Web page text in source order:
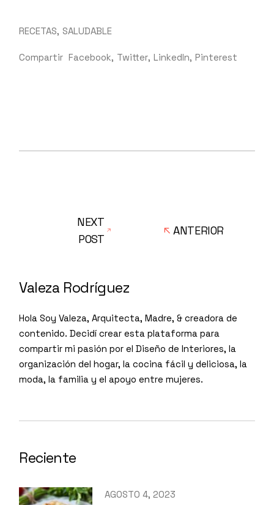
RECETAS SALUDABLE
Compartir Facebook Twitter LinkedIn Pinterest
ANTERIOR
NEXT
POST
Valeza Rodríguez
Hola Soy Valeza, Arquitecta, Madre, & creadora de
contenido. Decidí crear esta plataforma para
compartir mi pasión por el Diseño de Interiores, la
organización del hogar, la cocina fácil y deliciosa, la
moda, la familia y el apoyo entre mujeres.
Reciente
AGOSTO 4, 2023